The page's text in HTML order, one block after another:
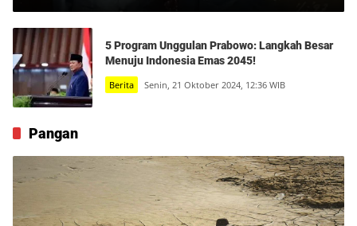
5 Program Unggulan Prabowo: Langkah Besar
Menuju Indonesia Emas 2045!
Berita Senin, 21 Oktober 2024, 12:36 WIB
Pangan